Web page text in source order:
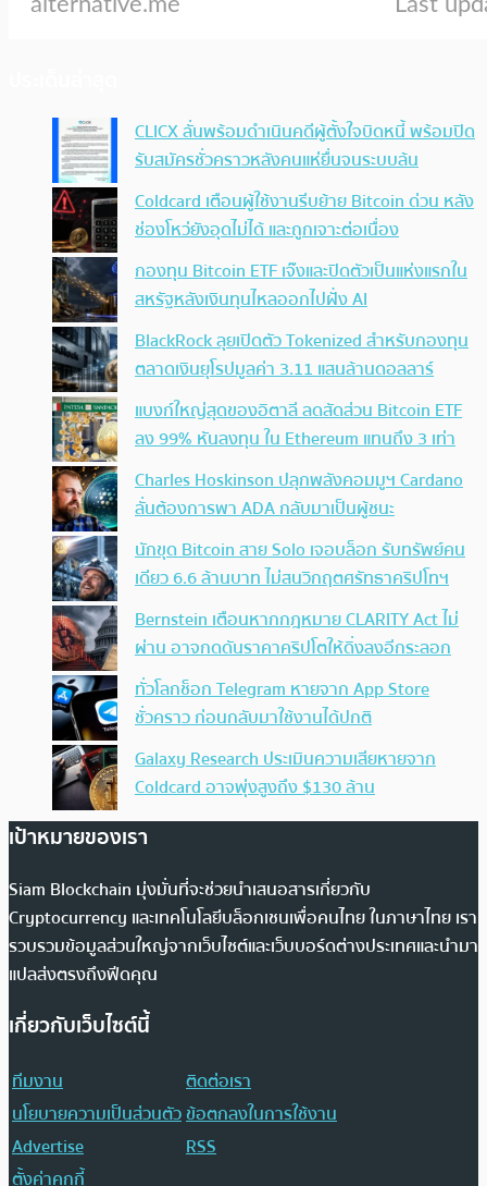
CLICX ลั่นพร้อมดำเนินคดีผู้ตั้งใจบิดหนี้ พร้อมปิด
รับสมัครชั่วคราวหลังคนแห่ยื่นจนระบบล้น
Coldcard เตือนผู้ใช้งานรีบย้าย Bitcoin ด่วน หลัง
ช่องโหว่ยังอุดไม่ได้ และถูกเจาะต่อเนื่อง
กองทุน Bitcoin ETF เจ๊งและปิดตัวเป็นแห่งแรกใน
สหรัฐหลังเงินทุนไหลออกไปฝั่ง AI
BlackRock ลุยเปิดตัว Tokenized สำหรับกองทุน
ตลาดเงินยุโรปมูลค่า 3.11 แสนล้านดอลลาร์
แบงก์ใหญ่สุดของอิตาลี ลดสัดส่วน Bitcoin ETF
ลง 99% หันลงทุน ใน Ethereum แทนถึง 3 เท่า
Charles Hoskinson ปลุกพลังคอมมูฯ Cardano
ลั่นต้องการพา ADA กลับมาเป็นผู้ชนะ
นักขุด Bitcoin สาย Solo เจอบล็อก รับทรัพย์คน
เดียว 6.6 ล้านบาท ไม่สนวิกฤตศรัทธาคริปโทฯ
Bernstein เตือนหากกฎหมาย CLARITY Act ไม่
ผ่าน อาจกดดันราคาคริปโตให้ดิ่งลงอีกระลอก
ทั่วโลกช็อก Telegram หายจาก App Store
ชั่วคราว ก่อนกลับมาใช้งานได้ปกติ
Galaxy Research ประเมินความเสียหายจาก
Coldcard อาจพุ่งสูงถึง $130 ล้าน
เป้าหมายของเรา
Siam Blockchain มุ่งมั่นที่จะช่วยนำเสนอสารเกี่ยวกับ
Cryptocurrency และเทคโนโลยีบล็อกเชนเพื่อคนไทย ในภาษาไทย เรา
รวบรวมข้อมูลส่วนใหญ่จากเว็บไซต์และเว็บบอร์ดต่างประเทศและนำมา
แปลส่งตรงถึงฟีดคุณ
เกี่ยวกับเว็บไซต์นี้
ทีมงาน
ติดต่อเรา
นโยบายความเป็นส่วนตัวข้อตกลงในการใช้งาน
Advertise
RSS
ตั้งค่าคุกกี้